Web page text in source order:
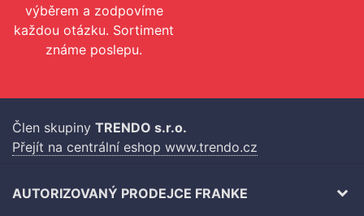
výběrem a zodpovíme
každou otázku. Sortiment
známe poslepu.
Člen skupiny TRENDO s.r.o.
Přejít na centrální eshop www.trendo.cz
AUTORIZOVANÝ PRODEJCE FRANKE